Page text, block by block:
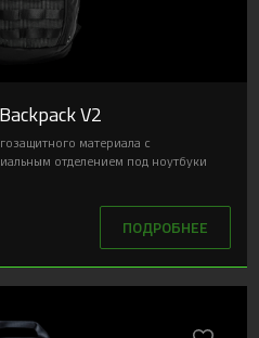
V2
материала с
отделением под ноутбуки
ПОДРОБНЕЕ